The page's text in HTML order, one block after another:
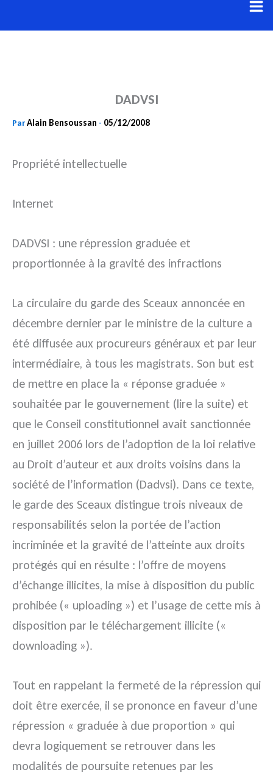
au
DADVSI
ParAlain Bensoussan - 05/12/2008
Propriété intellectuelle
Internet
DADVSI : une répression graduée et
proportionnée à la gravité des infractions
La circulaire du garde des Sceaux annoncée en
décembre dernier par le ministre de la culture a
été diffusée aux procureurs généraux et par leur
intermédiaire, à tous les magistrats. Son but est
de mettre en place la « réponse graduée »
souhaitée par le gouvernement (lire la suite) et
que le Conseil constitutionnel avait sanctionnée
en juillet 2006 lors de l’adoption de la loi relative
au Droit d’auteur et aux droits voisins dans la
société de l’information (Dadvsi). Dans ce texte,
le garde des Sceaux distingue trois niveaux de
responsabilités selon la portée de l’action
incriminée et la gravité de l’atteinte aux droits
protégés qui en résulte : l’offre de moyens
d’échange illicites, la mise à disposition du public
prohibée (« uploading ») et l’usage de cette mis à
disposition par le téléchargement illicite («
downloading »).
Tout en rappelant la fermeté de la répression qui
doit être exercée, il se prononce en faveur d’une
répression « graduée à due proportion » qui
devra logiquement se retrouver dans les
modalités de poursuite retenues par les